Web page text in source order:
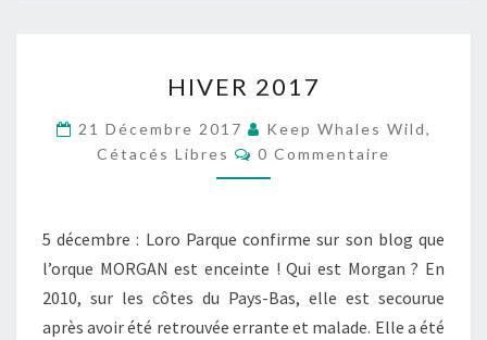
2017
HIVER 2017
21 Décembre 2017
Keep Whales Wild,
Cétacés Libres
Commentaires
0 Commentaire
5 décembre : Loro Parque confirme sur son blog que
l’orque MORGAN est enceinte ! Qui est Morgan ? En
2010, sur les côtes du Pays-Bas, elle est secourue
après avoir été retrouvée errante et malade. Elle a été